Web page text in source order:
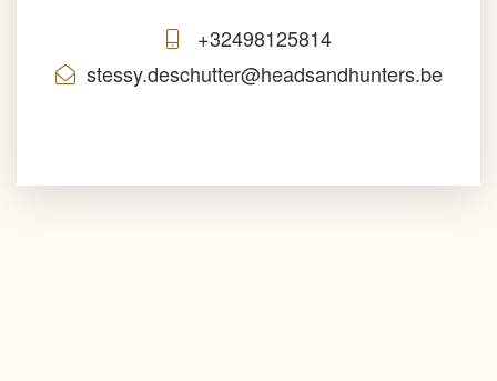
+32498125814
stessy.deschutter@headsandhunters.be